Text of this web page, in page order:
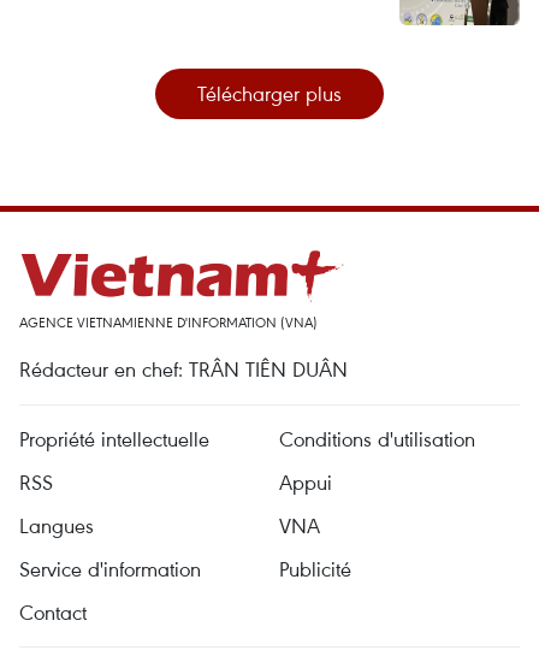
Télécharger plus
AGENCE VIETNAMIENNE D'INFORMATION (VNA)
Rédacteur en chef: TRÂN TIÊN DUÂN
Propriété intellectuelle
Conditions d'utilisation
RSS
Appui
Langues
VNA
Service d'information
Publicité
Contact